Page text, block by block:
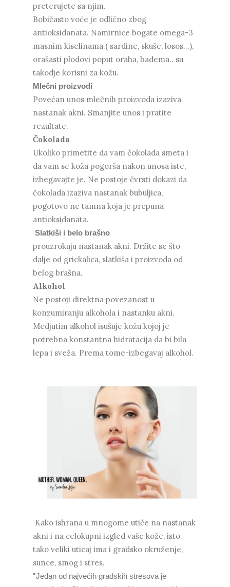
preterujete sa njim.
Bobičasto voće je odlično zbog
antioksidanata. Namirnice bogate omega-3
masnim kiselinama.( sardine, skuše, losos...),
orašasti plodovi poput oraha, badema.. su
takodje korisni za kožu.
Mlečni proizvodi
Povećan unos mlečnih proizvoda izaziva
nastanak akni. Smanjite unos i pratite
rezultate.
Čokolada
Ukoliko primetite da vam čokolada smeta i
da vam se koža pogorša nakon unosa iste,
izbegavajte je. Ne postoje čvrsti dokazi da
čokolada izaziva nastanak bubuljica,
pogotovo ne tamna koja je prepuna
antioksidanata.
Slatkiši i belo brašno
prouzrokuju nastanak akni. Držite se što
dalje od grickalica, slatkiša i proizvoda od
belog brašna.
Alkohol
Ne postoji direktna povezanost u
konzumiranju alkohola i nastanku akni.
Medjutim alkohol isušuje kožu kojoj je
potrebna konstantna hidratacija da bi bila
lepa i sveža. Prema tome-izbegavaj alkohol.
Kako ishrana u mnogome utiče na nastanak
akni i na celokupni izgled vaše kože, isto
tako veliki uticaj ima i gradsko okruženje,
sunce, smog i stres.
"Jedan od najvećih gradskih stresova je